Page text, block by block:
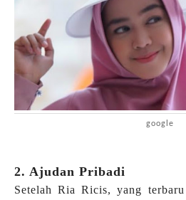
google
2. Ajudan Pribadi
Setelah Ria Ricis, yang terbaru